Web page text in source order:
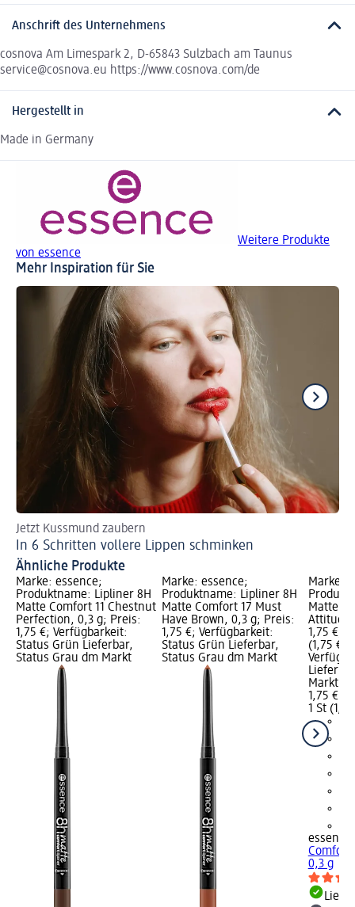
Anschrift des Unternehmens
cosnova Am Limespark 2, D-65843 Sulzbach am Taunus
service@cosnova.eu https://www.cosnova.com/de
Hergestellt in
Made in Germany
Weitere Produkte
von essence
Mehr Inspiration für Sie
Jetzt Kussmund zaubern
In 6 Schritten vollere Lippen schminken
Ähnliche Produkte
Marke: essence;
Produktname: Lipliner 8H
Matte Comfort 11 Chestnut
Perfection, 0,3 g; Preis:
1,75 €; Verfügbarkeit:
Status Grün Lieferbar,
Status Grau dm Markt
Marke: essence;
Produktname: Lipliner 8H
Matte Comfort 17 Must
Have Brown, 0,3 g; Preis:
1,75 €; Verfügbarkeit:
Status Grün Lieferbar,
Status Grau dm Markt
Marke:
Matte
1,75 €;
(1,75 €
Markt
1,75 €
1 St
essence
Comfort
0,3 g